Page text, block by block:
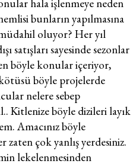
hala işlenmeye neden
bunların yapılmasına
oluyor? Her yıl
satışları sayesinde sezonlar
böyle konular içeriyor,
böyle projelerde
nelere sebep
Kitlenize böyle dizileri layık
Amacınız böyle
zaten çok yanlış yerdesiniz.
lekelenmesinden